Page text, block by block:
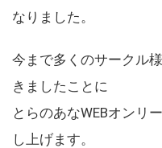
なりました。
今まで多くのサークル
きましたことに
とらのあなWEBオンリ
し上げます。